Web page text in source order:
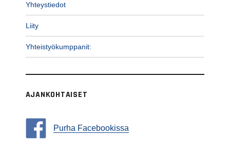
Yhteystiedot
Liity
Yhteistyökumppanit:
AJANKOHTAISET
Purha Facebookissa